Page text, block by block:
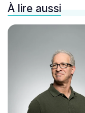
À lire aussi